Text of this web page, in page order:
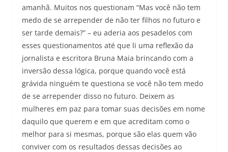
amanhã. Muitos nos questionam “Mas você não tem
medo de se arrepender de não ter filhos no futuro e
ser tarde demais?” – eu aderia aos pesadelos com
esses questionamentos até que li uma reflexão da
jornalista e escritora Bruna Maia brincando com a
inversão dessa lógica, porque quando você está
grávida ninguém te questiona se você não tem medo
de se arrepender disso no futuro. Deixem as
mulheres em paz para tomar suas decisões em nome
daquilo que querem e em que acreditam como o
melhor para si mesmas, porque são elas quem vão
conviver com os resultados dessas decisões ao